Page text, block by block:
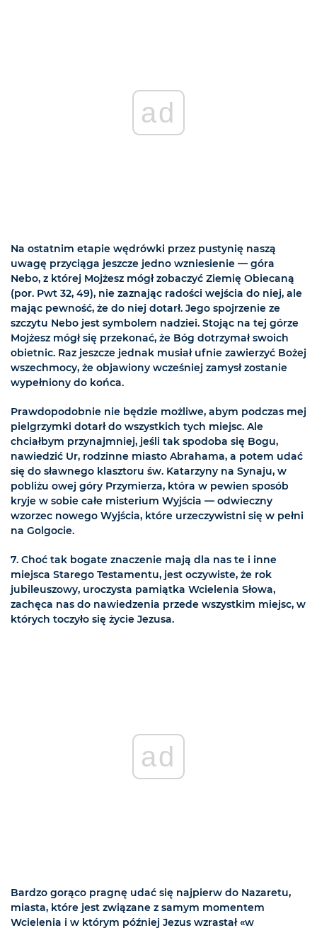
ad
Na ostatnim etapie wędrówki przez pustynię naszą
uwagę przyciąga jeszcze jedno wzniesienie — góra
Nebo, z której Mojżesz mógł zobaczyć Ziemię Obiecaną
(por. Pwt 32, 49), nie zaznając radości wejścia do niej, ale
mając pewność, że do niej dotarł. Jego spojrzenie ze
szczytu Nebo jest symbolem nadziei. Stojąc na tej górze
Mojżesz mógł się przekonać, że Bóg dotrzymał swoich
obietnic. Raz jeszcze jednak musiał ufnie zawierzyć Bożej
wszechmocy, że objawiony wcześniej zamysł zostanie
wypełniony do końca.
Prawdopodobnie nie będzie możliwe, abym podczas mej
pielgrzymki dotarł do wszystkich tych miejsc. Ale
chciałbym przynajmniej, jeśli tak spodoba się Bogu,
nawiedzić Ur, rodzinne miasto Abrahama, a potem udać
się do sławnego klasztoru św. Katarzyny na Synaju, w
pobliżu owej góry Przymierza, która w pewien sposób
kryje w sobie całe misterium Wyjścia — odwieczny
wzorzec nowego Wyjścia, które urzeczywistni się w pełni
na Golgocie.
7. Choć tak bogate znaczenie mają dla nas te i inne
miejsca Starego Testamentu, jest oczywiste, że rok
jubileuszowy, uroczysta pamiątka Wcielenia Słowa,
zachęca nas do nawiedzenia przede wszystkim miejsc, w
których toczyło się życie Jezusa.
ad
Bardzo gorąco pragnę udać się najpierw do Nazaretu,
miasta, które jest związane z samym momentem
Wcielenia i w którym później Jezus wzrastał «w